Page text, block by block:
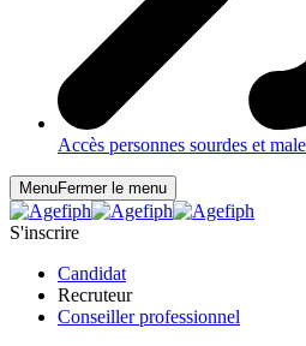
Accès personnes sourdes et
MenuFermer le menu
S'inscrire
Candidat
Recruteur
Conseiller professionnel